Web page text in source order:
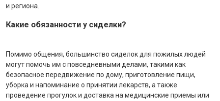
и региона.
Какие обязанности у сиделки?
Помимо общения, большинство сиделок для пожилых людей
могут помочь им с повседневными делами, такими как
безопасное передвижение по дому, приготовление пищи,
уборка и напоминание о принятии лекарств, а также
проведение прогулок и доставка на медицинские приемы или